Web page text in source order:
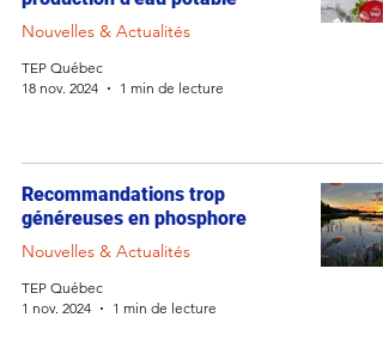
Nouvelles & Actualités
TEP Québec
18 nov. 2024
1 min de lecture
Recommandations trop
généreuses en phosphore
Nouvelles & Actualités
TEP Québec
1 nov. 2024
1 min de lecture